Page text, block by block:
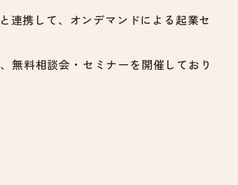
連携して、オンデマンドによる起業セ
無料相談会・セミナーを開催しており